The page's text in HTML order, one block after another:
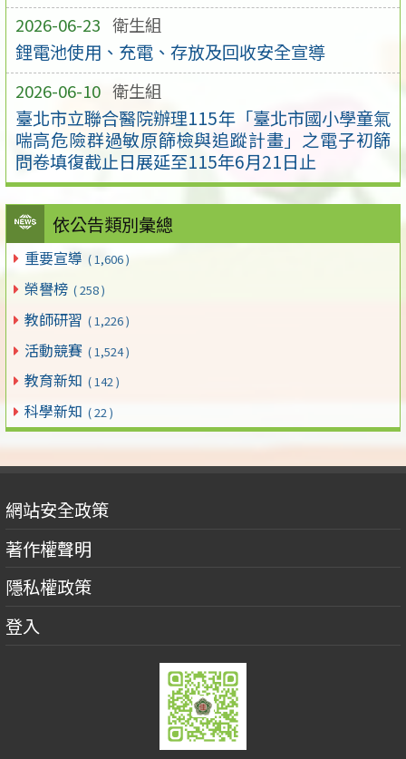
2026-06-23 衛生組
鋰電池使用、充電、存放及回收安全宣導
2026-06-10 衛生組
臺北市立聯合醫院辦理115年「臺北市國小學童氣
喘高危險群過敏原篩檢與追蹤計畫」之電子初篩
問卷填復截止日展延至115年6月21日止
依公告類別彙總
重要宣導 ( 1,606 )
榮譽榜 ( 258 )
教師研習 ( 1,226 )
活動競賽 ( 1,524 )
教育新知 ( 142 )
科學新知 ( 22 )
網站安全政策
著作權聲明
隱私權政策
登入